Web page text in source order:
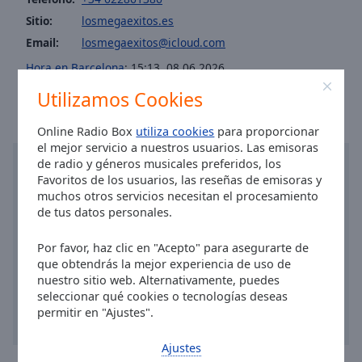
Utilizamos Cookies
Online Radio Box utiliza cookies para proporcionar
el mejor servicio a nuestros usuarios. Las emisoras
de radio y géneros musicales preferidos, los
Favoritos de los usuarios, las reseñas de emisoras y
muchos otros servicios necesitan el procesamiento
de tus datos personales.
Por favor, haz clic en "Acepto" para asegurarte de
que obtendrás la mejor experiencia de uso de
nuestro sitio web. Alternativamente, puedes
seleccionar qué cookies o tecnologías deseas
permitir en "Ajustes".
Ajustes
Background
Color
Opacity
Family
Sitio:
losmegaexitos.es
Email:
losmegaexitos@icloud.com
Hora en Barcelona:15:13,08.06.2026